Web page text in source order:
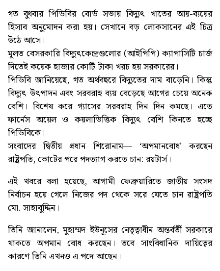
গত বুধবার পিডিবির বোর্ড সভায় বিদ্যুৎ খাতের আয়-ব্যয়ের
হিসাব অনুমোদন করা হয়। সেখানে বড় লোকসানের এই চিত্র
উঠে আসে।
মূলত বেসরকারি বিদ্যুৎকেন্দ্রগুলোর (আইপিপি) ক্যাপাসিটি চার্জ
দিতেই কয়েক হাজার কোটি টাকা খরচ হয় সরকারের।
পিডিবি জানিয়েছে, গত অর্থবছরে বিদ্যুতের দাম বাড়েনি। কিন্তু
বিদ্যুৎ উৎপাদন এবং সরবরাহ ব্যয় বেড়েছে আগের চেয়ে অনেক
বেশি। বিশেষ করে গ্যাসের সরবরাহ দিন দিন কমছে। এতে
ফার্নেস অয়েল ও কয়লাভিত্তিক বিদ্যুৎ বেশি কিনতে হচ্ছে
পিডিবিকে।
সংবাদের দ্বিতীয় প্রধান শিরোনাম— ‘অপমানবোধ’ করছেন
রাষ্ট্রপতি, ভোটের পরে পদত্যাগ করতে চান: রয়টার্স।
এই খবরে বলা হয়েছে, আগামী ফেব্রুয়ারিতে জাতীয় সংসদ
নির্বাচন হয়ে গেলে নিজের পদ থেকে সরে যেতে চান রাষ্ট্রপতি
মো. সাহাবুদ্দিন।
তিনি জানালেন, মুহাম্মদ ইউনূসের নেতৃত্বাধীন অন্তর্বর্তী সরকারে
থাকতে অপমান বোধ করছেন। তবে সাংবিধানিক দায়িত্বের
কারণে তিনি এখনও এ পদে আছেন।